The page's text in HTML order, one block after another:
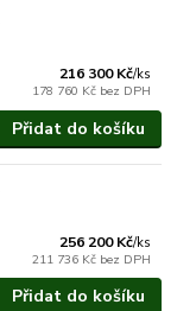
216 300 Kč/ks
178 760 Kč bez DPH
Přidat do košíku
256 200 Kč/ks
211 736 Kč bez DPH
Přidat do košíku